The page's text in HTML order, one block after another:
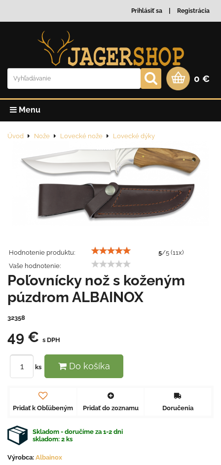
Prihlásiť sa Registrácia
0 €
Menu
Úvod Nože Lovecké nože Lovecké dýky
Hodnotenie produktu: 5/5 (11x)
Vaše hodnotenie:
Poľovnícky nož s koženým
púzdrom ALBAINOX
32358
49 € s DPH
ks Do košíka
Pridať k Obľúbeným Pridať do zoznamu Doručenia
Skladom - doručíme za 1-2 dni
skladom: 2 ks
Výrobca: Albainox